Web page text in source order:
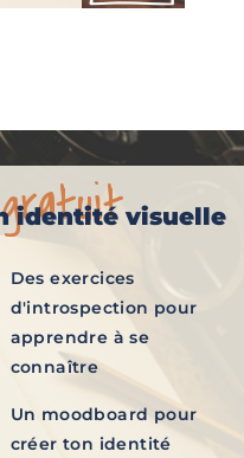
gratuit
identité visuelle
Des exercices
d'introspection pour
apprendre à se
connaître
Un moodboard pour
créer ton identité